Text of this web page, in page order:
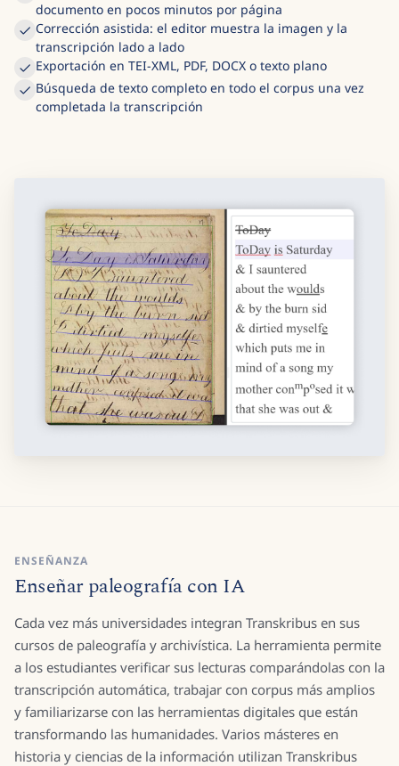
documento en pocos minutos por página
Corrección asistida: el editor muestra la imagen y la
transcripción lado a lado
Exportación en TEI-XML, PDF, DOCX o texto plano
Búsqueda de texto completo en todo el corpus una vez
completada la transcripción
ENSEÑANZA
Enseñar paleografía con IA
Cada vez más universidades integran Transkribus en sus
cursos de paleografía y archivística. La herramienta permite
a los estudiantes verificar sus lecturas comparándolas con la
transcripción automática, trabajar con corpus más amplios
y familiarizarse con las herramientas digitales que están
transformando las humanidades. Varios másteres en
historia y ciencias de la información utilizan Transkribus